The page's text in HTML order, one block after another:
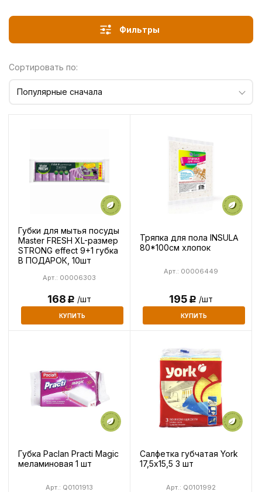
Фильтры
Сортировать по:
Популярные сначала
Губки для мытья посуды
Master FRESH XL-размер
STRONG effect 9+1 губка
В ПОДАРОК, 10шт
Арт.: 00006303
168Р /шт
КУПИТЬ
Тряпка для пола INSULA
80*100см хлопок
Арт.: 00006449
195Р /шт
КУПИТЬ
Губка Paclan Practi Magic
меламиновая 1 шт
Арт.: Q0101913
Салфетка губчатая York
17,5х15,5 3 шт
Арт.: Q0101992